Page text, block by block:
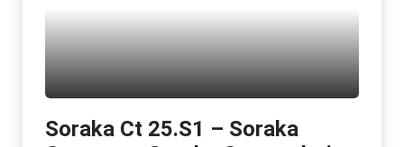
Soraka Ct 25.S1 – Soraka